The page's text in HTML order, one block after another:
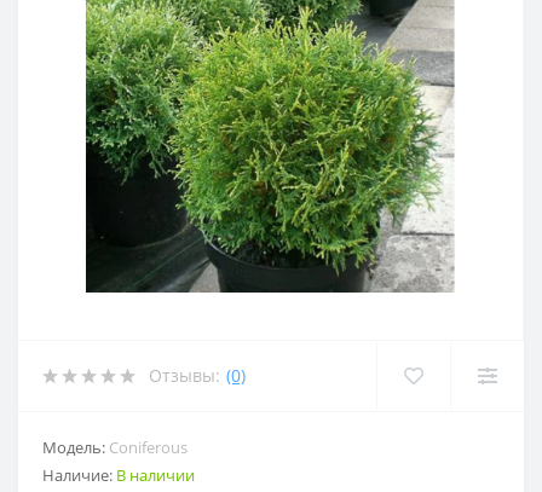
Отзывы: (0)
Модель: Coniferous
Наличие: В наличии